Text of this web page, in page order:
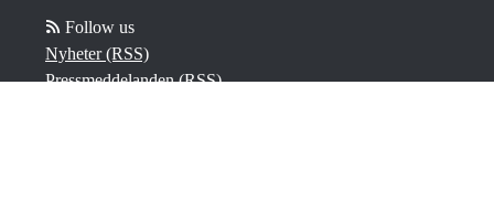
Follow us
Nyheter (RSS)
Pressmeddelanden (RSS)